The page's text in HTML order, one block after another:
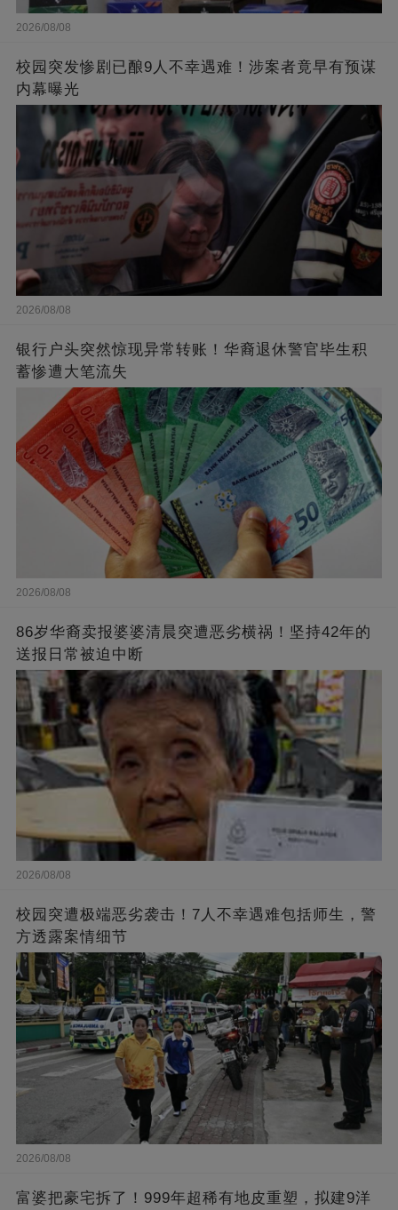
2026/08/08
校园突发惨剧已酿9人不幸遇难！涉案者竟早有预谋
内幕曝光
2026/08/08
银行户头突然惊现异常转账！华裔退休警官毕生积
蓄惨遭大笔流失
2026/08/08
86岁华裔卖报婆婆清晨突遭恶劣横祸！坚持42年的
送报日常被迫中断
2026/08/08
校园突遭极端恶劣袭击！7人不幸遇难包括师生，警
方透露案情细节
2026/08/08
富婆把豪宅拆了！999年超稀有地皮重塑，拟建9洋